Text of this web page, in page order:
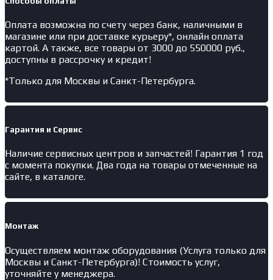
Оплата возможна по счету через банк, наличными в
магазине или при доставке курьеру*, онлайн оплата
картой. А также, все товары от 3000 до 550000 руб.,
доступны в рассрочку и кредит!
*Только для Москвы и Санкт-Петербурга.
Гарантия и Сервис
Наличие сервисных центров и запчастей! Гарантия 1 год
с момента покупки. Два года на товары отмеченные на
сайте, в каталоге.
Монтаж
Осуществляем монтаж оборудования (Услуга только для
Москвы и Санкт-Петербурга)! Стоимость услуг,
уточняйте у менеджера.